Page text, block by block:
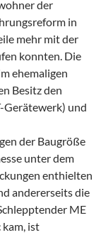
der
in
mehr mit der
konnten. Die
ehemaligen
Besitz den
Gerätewerk) und
der Baugröße
unter dem
enthielten
andererseits die
ME
ist